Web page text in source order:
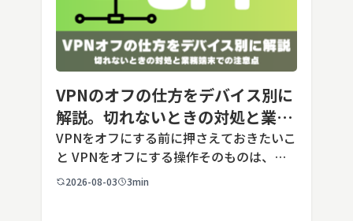
VPNのオフの仕方をデバイス別に
解説。切れないときの対処と業務
端末での注意点
VPNをオフにする前に押さえておきたいこ
と VPNをオフにする操作そのものは、ど
の端末でも数タップから数クリックで完了
2026-08-03 3min